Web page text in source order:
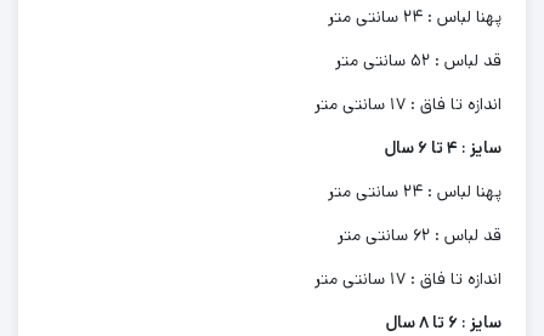
پهنا لباس : 24 سانتی متر
قد لباس : 52 سانتی متر
اندازه تا فاق : 17 سانتی متر
سایز : 4 تا 6 سال
پهنا لباس : 24 سانتی متر
قد لباس : 62 سانتی متر
اندازه تا فاق : 17 سانتی متر
سایز : 6 تا 8 سال